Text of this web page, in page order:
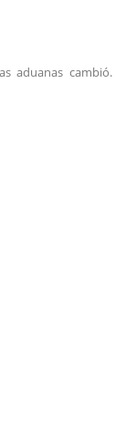
aduanas cambió.